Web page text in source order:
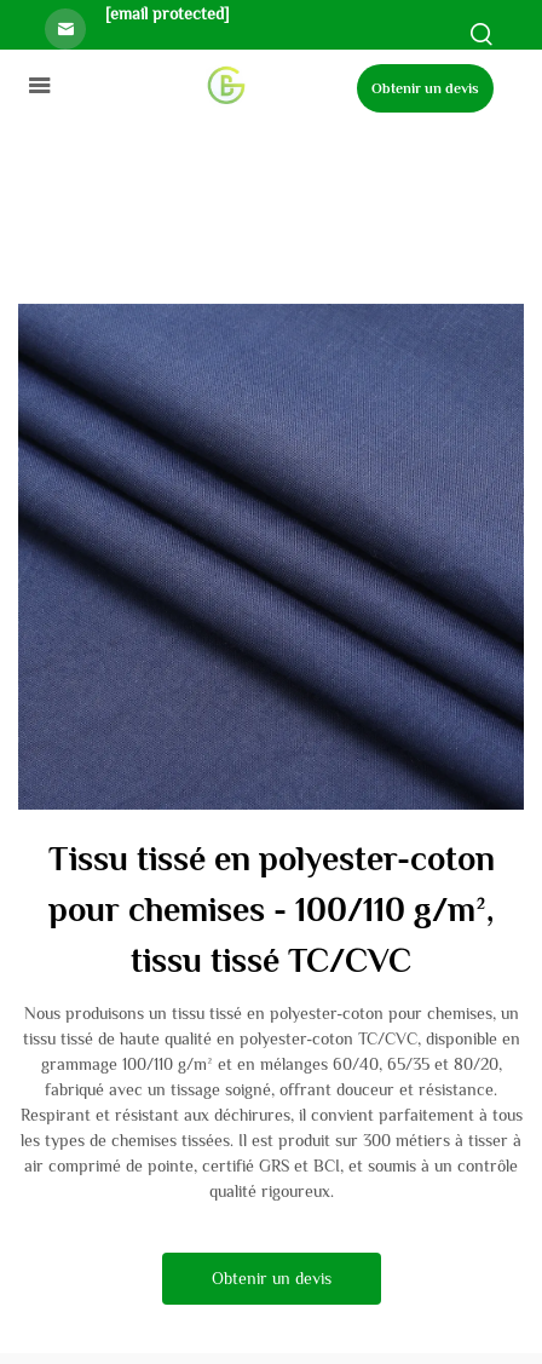
[email protected]
Obtenir un devis
Tissu tissé en polyester-coton
pour chemises - 100/110 g/m²,
tissu tissé TC/CVC
Nous produisons un tissu tissé en polyester-coton pour chemises, un
tissu tissé de haute qualité en polyester-coton TC/CVC, disponible en
grammage 100/110 g/m² et en mélanges 60/40, 65/35 et 80/20,
fabriqué avec un tissage soigné, offrant douceur et résistance.
Respirant et résistant aux déchirures, il convient parfaitement à tous
les types de chemises tissées. Il est produit sur 300 métiers à tisser à
air comprimé de pointe, certifié GRS et BCI, et soumis à un contrôle
qualité rigoureux.
Obtenir un devis